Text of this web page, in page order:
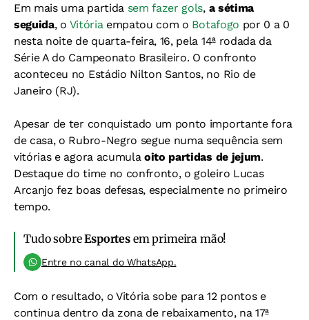
Em mais uma partida sem fazer gols, a sétima
seguida, o Vitóriaempatou com o Botafogo por 0 a 0
nesta noite de quarta-feira, 16, pela 14ª rodada da
Série A do Campeonato Brasileiro. O confronto
aconteceu no Estádio Nilton Santos, no Rio de
Janeiro (RJ).
Apesar de ter conquistado um ponto importante fora
de casa, o Rubro-Negro segue numa sequência sem
vitórias e agora acumula oito partidas de jejum.
Destaque do time no confronto, o goleiro Lucas
Arcanjo fez boas defesas, especialmente no primeiro
tempo.
Tudo sobreEsportesem primeira mão!
Entre no canal do WhatsApp.
Com o resultado, o Vitória sobe para 12 pontos e
continua dentro da zona de rebaixamento, na 17ª